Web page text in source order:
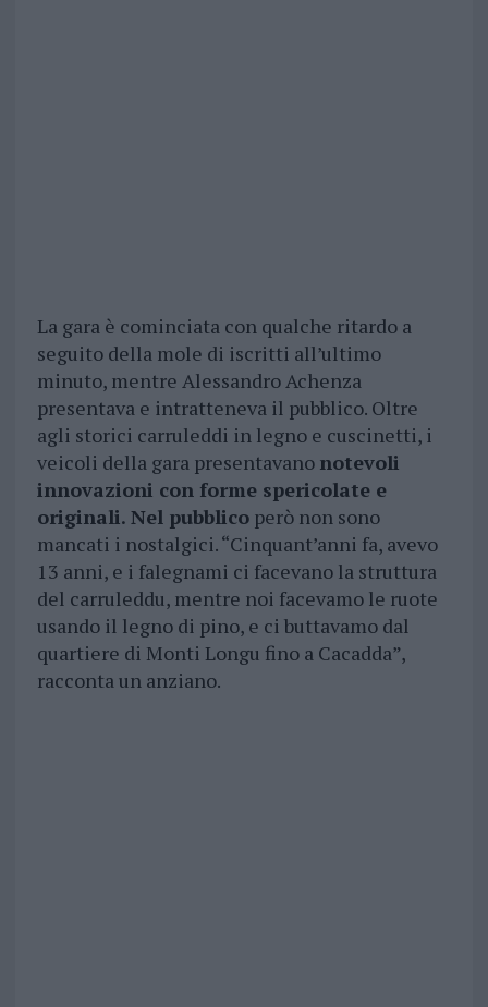
La gara è cominciata con qualche ritardo a
seguito della mole di iscritti all’ultimo
minuto, mentre Alessandro Achenza
presentava e intratteneva il pubblico. Oltre
agli storici carruleddi in legno e cuscinetti, i
veicoli della gara presentavano notevoli
innovazioni con forme spericolate e
originali. Nel pubblicoperò non sono
mancati i nostalgici. “Cinquant’anni fa, avevo
13 anni, e i falegnami ci facevano la struttura
del carruleddu, mentre noi facevamo le ruote
usando il legno di pino, e ci buttavamo dal
quartiere di Monti Longu fino a Cacadda”,
racconta un anziano.